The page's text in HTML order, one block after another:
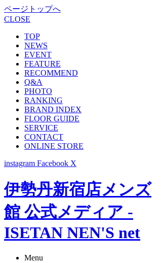
ページトップへ
CLOSE
TOP
NEWS
EVENT
FEATURE
RECOMMEND
Q&A
PHOTO
RANKING
BRAND INDEX
FLOOR GUIDE
SERVICE
CONTACT
ONLINE STORE
instagram Facebook X
伊勢丹新宿店メンズ
館 公式メディア -
ISETAN NEN'S net
Menu